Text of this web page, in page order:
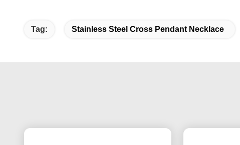
Tag: Stainless Steel Cross Pendant Necklace